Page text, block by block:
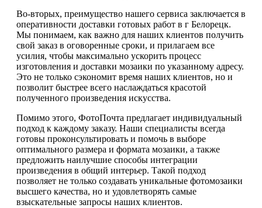
Во-вторых, преимущество нашего сервиса заключается в
оперативности доставки готовых работ в г Белорецк.
Мы понимаем, как важно для наших клиентов получить
свой заказ в оговоренные сроки, и прилагаем все
усилия, чтобы максимально ускорить процесс
изготовления и доставки мозаики по указанному адресу.
Это не только сэкономит время наших клиентов, но и
позволит быстрее всего наслаждаться красотой
полученного произведения искусства.
Помимо этого, ФотоПочта предлагает индивидуальный
подход к каждому заказу. Наши специалисты всегда
готовы проконсультировать и помочь в выборе
оптимального размера и формата мозаики, а также
предложить наилучшие способы интеграции
произведения в общий интерьер. Такой подход
позволяет не только создавать уникальные фотомозаики
высшего качества, но и удовлетворять самые
взыскательные запросы наших клиентов.